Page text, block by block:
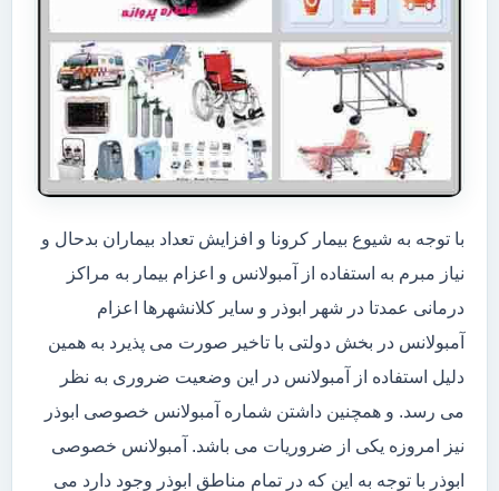
با توجه به شیوع بیمار کرونا و افزایش تعداد بیماران بدحال و
نیاز مبرم به استفاده از آمبولانس و اعزام بیمار به مراکز
درمانی عمدتا در شهر ابوذر و سایر کلانشهرها اعزام
آمبولانس در بخش دولتی با تاخیر صورت می پذیرد به همین
دلیل استفاده از آمبولانس در این وضعیت ضروری به نظر
می رسد. و همچنین داشتن شماره آمبولانس خصوصی ابوذر
نیز امروزه یکی از ضروریات می باشد. آمبولانس خصوصی
ابوذر با توجه به این که در تمام مناطق ابوذر وجود دارد می